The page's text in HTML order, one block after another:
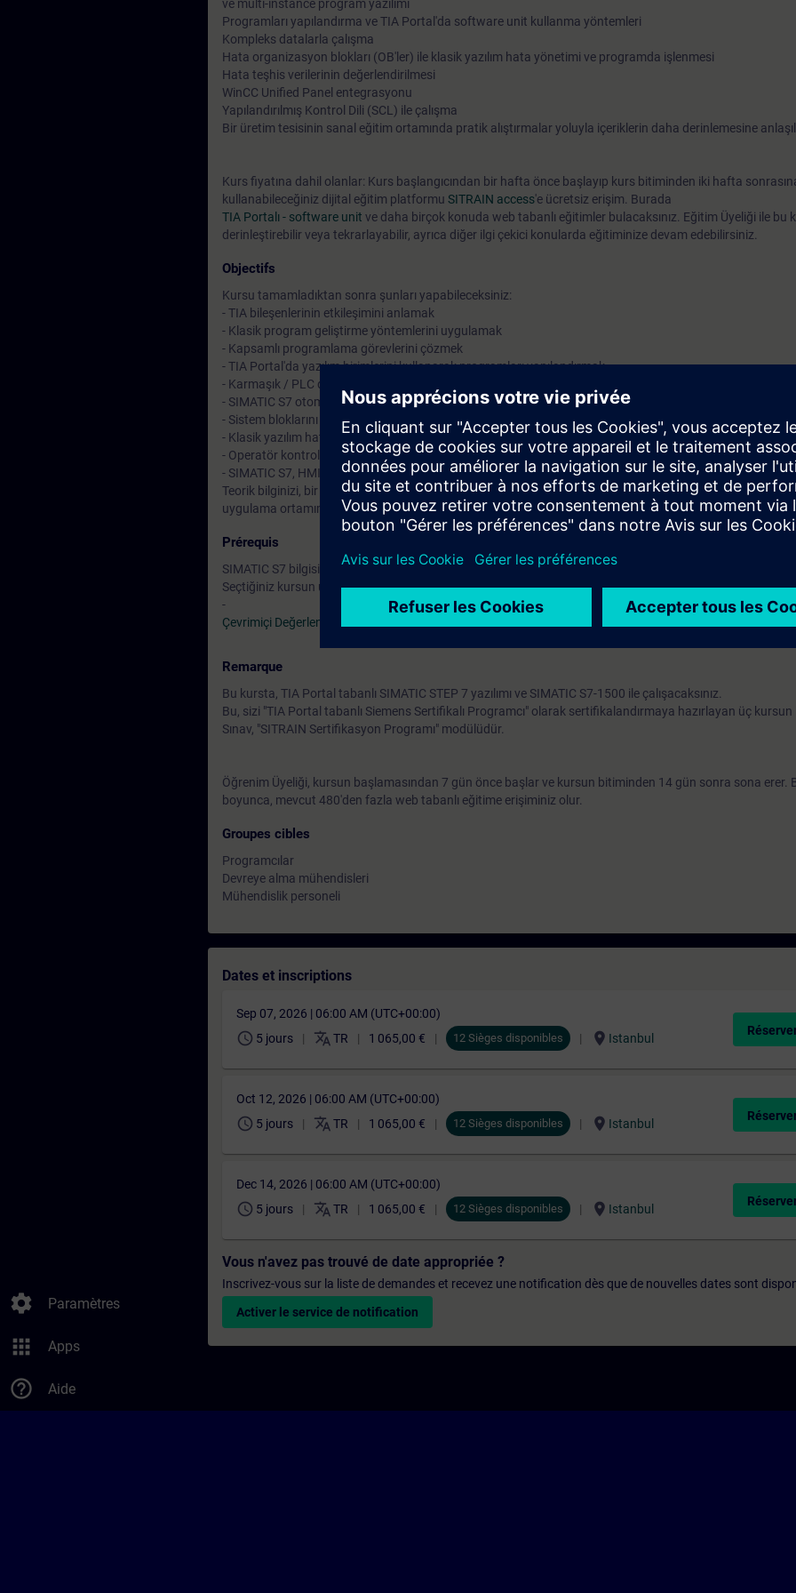
settings Paramètres
apps Apps
help_outline Aide
ve multi-instance program yazılımı
Programları yapılandırma ve TIA Portal'da software unit kullanma yöntemleri
Kompleks datalarla çalışma
Hata organizasyon blokları (OB'ler) ile klasik yazılım hata yönetimi ve programda işlenmesi
Hata teşhis verilerinin değerlendirilmesi
WinCC Unified Panel entegrasyonu
Yapılandırılmış Kontrol Dili (SCL) ile çalışma
Bir üretim tesisinin sanal eğitim ortamında pratik alıştırmalar yoluyla içeriklerin daha derinlemesine
Kurs fiyatına dahil olanlar: Kurs başlangıcından bir hafta önce başlayıp kurs bitiminden iki hafta
kullanabileceğiniz dijital eğitim platformu SITRAIN access'e ücretsiz erişim. Burada
TIA Portalı - software unit ve daha birçok konuda web tabanlı eğitimler bulacaksınız. Eğitim Üyeliği ile bu
derinleştirebilir veya tekrarlayabilir, ayrıca diğer ilgi çekici konularda eğitiminize devam edebilirsiniz.
Objectifs
Kursu tamamladıktan sonra şunları yapabileceksiniz:
- TIA bileşenlerinin etkileşimini anlamak
- Klasik program geliştirme yöntemlerini uygulamak
- Kapsamlı programlama görevlerini çözmek
- TIA Portal'da yazılım birimlerini kullanarak programları yapılandırmak
- Karmaşık / PLC data tiplerini kullanmak
- SIMATIC S7 otomasyon sistemi ile veri yönetimini (aritmetik ve program denetim fonksiyonları)
- Sistem bloklarını ve versiyonlu blokları uygulamak
- Klasik yazılım hata işleme ve değerlendirme kodu programlamak
- Operatör kontrol ve izleme sistemi (WinCC Unified Panel)
- SIMATIC S7, HMI ve PROFINET IO'dan oluşan TIA sistemini yapılandırmak
Teorik bilginizi, bir SIMATIC S7-1500 otomasyon sistemi, WinCC Unified Panel ve sanal bir modelden
uygulama ortamımızdaki çok sayıda pratik odaklı alıştırma ile derinleştireceksiniz.
Prérequis
SIMATIC S7 bilgisi (TIA-PRO1'e karşılık gelen) ve bu bilgiyi kullanmada pratik deneyimli olmak.
Seçtiğiniz kursun uzmanlık alanınıza uygun olduğundan emin olmak için mevcut çevrimiçi giriş testini
-
Çevrimiçi Değerlendirme Testi
Remarque
Bu kursta, TIA Portal tabanlı SIMATIC STEP 7 yazılımı ve SIMATIC S7-1500 ile çalışacaksınız.
Bu, sizi "TIA Portal tabanlı Siemens Sertifikalı Programcı" olarak sertifikalandırmaya hazırlayan üç kursun
Sınav, "SITRAIN Sertifikasyon Programı" modülüdür.
Öğrenim Üyeliği, kursun başlamasından 7 gün önce başlar ve kursun bitiminden 14 gün sonra sona erer.
boyunca, mevcut 480'den fazla web tabanlı eğitime erişiminiz olur.
Groupes cibles
Programcılar
Devreye alma mühendisleri
Mühendislik personeli
Dates et inscriptions
Sep 07, 2026 | 06:00 AM (UTC+00:00)
schedule 5 jours translate TR 1 065,00 € 12 Sièges disponibles location_on Istanbul
Oct 12, 2026 | 06:00 AM (UTC+00:00)
schedule 5 jours translate TR 1 065,00 € 12 Sièges disponibles location_on Istanbul
Dec 14, 2026 | 06:00 AM (UTC+00:00)
schedule 5 jours translate TR 1 065,00 € 12 Sièges disponibles location_on Istanbul
Vous n'avez pas trouvé de date appropriée ?
Inscrivez-vous sur la liste de demandes et recevez une notification dès que de nouvelles dates sont
Activer le service de notification